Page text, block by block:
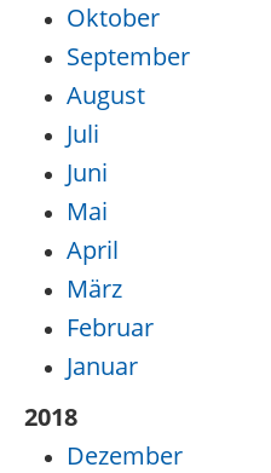
Oktober
September
August
Juli
Juni
Mai
April
März
Februar
Januar
2018
Dezember